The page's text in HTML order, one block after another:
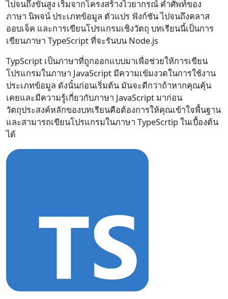
ไปจนถึงขั้นสูง เริ่มจากโครงสร้างไวยากรณ์ คำศัพท์ของ
ภาษา นิพจน์ ประเภทข้อมูล ตัวแปร ฟังก์ชัน ไปจนถึงคลาส
ออบเจ็ค และการเขียนโปรแกรมเชิงวัตถุ บทเรียนนี้เป็นการ
เขียนภาษา TypeScript ที่จะรันบน Node.js
TypScript เป็นภาษาที่ถูกออกแบบมาเพื่อช่วยให้การเขียน
โปรแกรมในภาษา JavaScript มีความเข้มงวดในการใช้งาน
ประเภทข้อมูล ดังนั้นก่อนเริ่มต้น มันจะดีกว่าถ้าหากคุณคุ้น
เคยและมีความรู้เกี่ยวกับภาษา JavaScript มาก่อน
วัตถุประสงค์หลักของบทเรียนคือต้องการให้คุณเข้าใจพื้นฐาน
และสามารถเขียนโปรแกรมในภาษา TypeScrtip ในเบื้องต้น
ได้